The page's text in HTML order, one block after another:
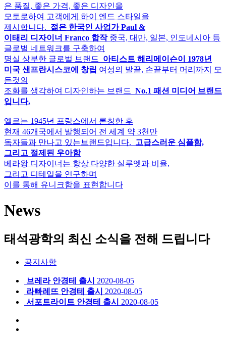
은 품질, 좋은 가격, 좋은 디자인을
모토로하여 고객에게 하이 엔드 스타일을
제시합니다. 젊은 한국인 사업가 Paul &
이태리 디자이너 Franco 합작 중국, 대만, 일본, 인도네시아 등
글로벌 네트워크를 구축하여
명실 상부한 글로벌 브랜드
아티스트 해리메이슨이 1978년
미국 샌프란시스코에 창립 여성의 발끝, 손끝부터 머리까지 모
든것의
조화를 생각하여 디자인하는 브랜드 No.1 패션 미디어 브랜드
입니다.
엘르는 1945년 프랑스에서 론칭한 후
현재 46개국에서 발행되어 전 세계 약 3천만
독자들과 만나고 있는브랜드입니다. 고급스러운 심플함,
그리고 절제된 우아함
베라왕 디자이너는 항상 다양한 실루엣과 비율,
그리고 디테일을 연구하며
이를 통해 유니크함을 표현합니다
News
태석광학의 최신 소식을 전해 드립니다
공지사항
브레라 안경테 출시
2020-08-05
라빠레뜨 안경테 출시
2020-08-05
서포트라이트 안경테 출시
2020-08-05